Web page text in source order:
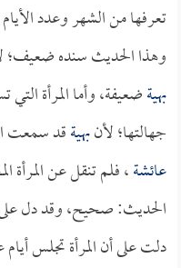
تعرفها من الشهر وعدد
وهذا الحديث سنده ضعيف؛
بهيةضعيفة، وأما المرأة
جهالتها؛ لأنبهيةقد سمعت
عائشة، فلم تنقل عن المرأة
الحديث: صحيح، وقد دل
دلت على أن المرأة تجلس أيام